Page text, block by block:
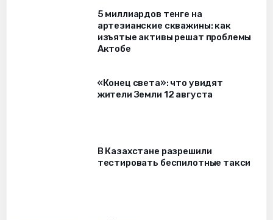
5 миллиардов тенге на
артезианские скважины: как
изъятые активы решат проблемы
Актобе
«Конец света»: что увидят
жители Земли 12 августа
В Казахстане разрешили
тестировать беспилотные такси